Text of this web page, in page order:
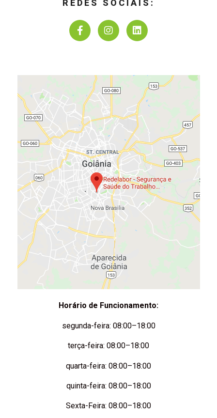
REDES SOCIAIS:
Horário de Funcionamento:
segunda-feira: 08:00–18:00
terça-feira: 08:00–18:00
quarta-feira: 08:00–18:00
quinta-feira: 08:00–18:00
Sexta-Feira: 08:00–18:00